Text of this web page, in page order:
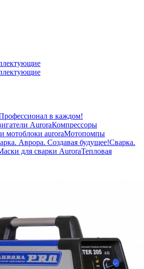
в каждом!
AuroraКомпрессоры
мотоблоки auroraМотопомпы
Аврора. Создавая будущее!Сварка.
для сварки AuroraТепловая